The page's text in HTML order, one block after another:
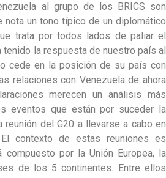
al grupo de los BRICS son
nota un tono típico de un diplomático
trata por todos lados de paliar el
la respuesta de nuestro país al
cede en la posición de su país con
relaciones con Venezuela de ahora
merecen un análisis más
eventos que están por suceder la
reunión del G20 a llevarse a cabo en
contexto de estas reuniones es
por la Unión Europea, la
de los 5 continentes. Entre ellos